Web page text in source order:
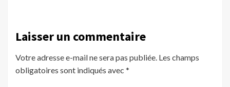
Laisser un commentaire
Votre adresse e-mail ne sera pas publiée. Les champs
obligatoires sont indiqués avec *